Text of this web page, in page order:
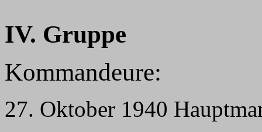
IV. Gruppe
Kommandeure:
27. Oktober 1940